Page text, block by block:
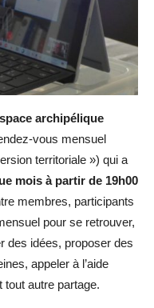
archipélique
vous mensuel
territoriale ») qui a
mois à partir de 19h00
membres, participants
pour se retrouver,
des idées, proposer des
appeler à l’aide
autre partage.